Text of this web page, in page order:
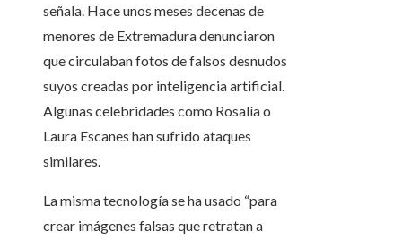
señala. Hace unos meses decenas de
menores de Extremadura denunciaron
que circulaban fotos de falsos desnudos
suyos creadas por inteligencia artificial.
Algunas celebridades como Rosalía o
Laura Escanes han sufrido ataques
similares.
La misma tecnología se ha usado “para
crear imágenes falsas que retratan a